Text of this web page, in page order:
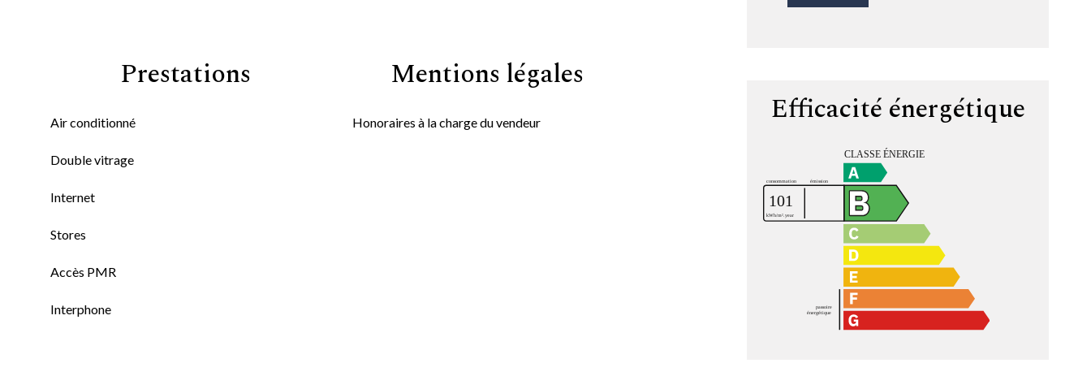
Prestations
Air conditionné
Double vitrage
Internet
Stores
Accès PMR
Interphone
Mentions légales
Honoraires à la charge du vendeur Efficacité énergétique